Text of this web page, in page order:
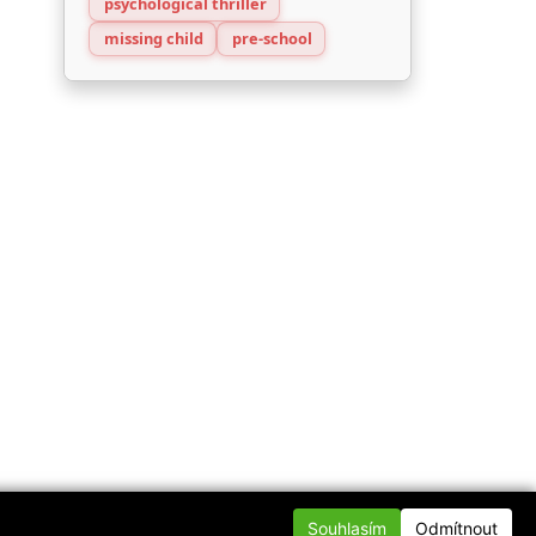
missing child
pre-school
Souhlasím Odmítnout